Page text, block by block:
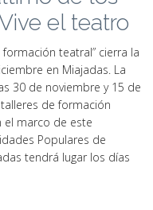
el teatro
teatral” cierra la
en Miajadas. La
30 de noviembre y 15 de
de formación
el marco de este
Populares de
tendrá lugar los días